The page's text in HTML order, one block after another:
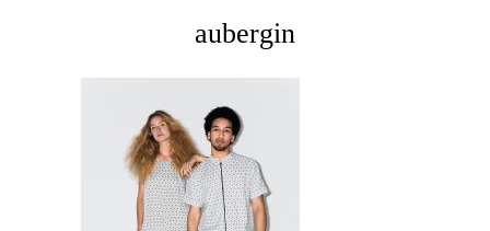
aubergin